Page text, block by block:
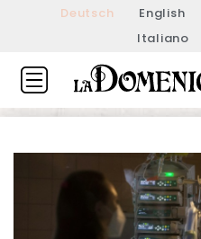
Deutsch English
Italiano